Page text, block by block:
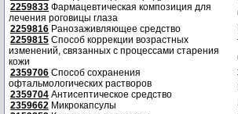
2259833 Фармацевтическая композиция для
лечения роговицы глаза
2259816 Ранозаживляющее средство
2259815 Способ коррекции возрастных
изменений, связанных с процессами старения
кожи
2359706 Способ сохранения
офтальмологических растворов
2359704 Антисептическое средство
2359662 Микрокапсулы